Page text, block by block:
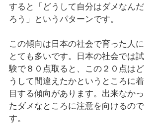
すると「どうして自分はダメなんだ
ろう」というパターンです。
この傾向は日本の社会で育った人に
とても多いです。日本の社会では試
験で８０点取ると、この２０点はど
うして間違えたかというところに着
目する傾向があります。出来なかっ
たダメなところに注意を向けるので
す。